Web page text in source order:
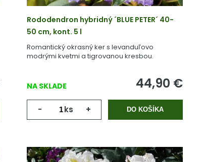
Rododendron hybridný ´BLUE PETER´ 40-
50 cm, kont. 5 l
Romantický okrasný ker s levanduľovo
modrými kvetmi a tigrovanou kresbou.
NA SKLADE 44,90 €
- ks + DO KOŠÍKA